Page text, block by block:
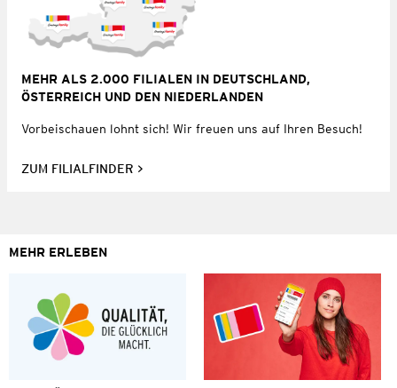
MEHR ALS 2.000 FILIALEN IN DEUTSCHLAND,
ÖSTERREICH UND DEN NIEDERLANDEN
Vorbeischauen lohnt sich! Wir freuen uns auf Ihren Besuch!
ZUM FILIALFINDER
MEHR ERLEBEN